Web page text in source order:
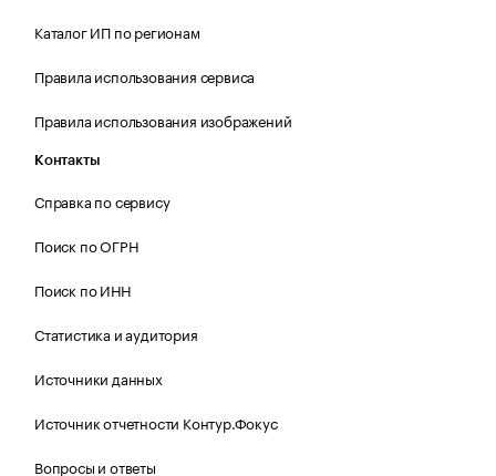
Каталог ИП по регионам
Правила использования сервиса
Правила использования изображений
Контакты
Справка по сервису
Поиск по ОГРН
Поиск по ИНН
Статистика и аудитория
Источники данных
Источник отчетности Контур.Фокус
Вопросы и ответы